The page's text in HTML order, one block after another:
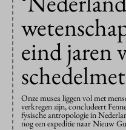
eind jaren
Onze musea liggen vol met
verkregen zijn, concludeert
fysische antropologie in
nog een expeditie naar Nieuw